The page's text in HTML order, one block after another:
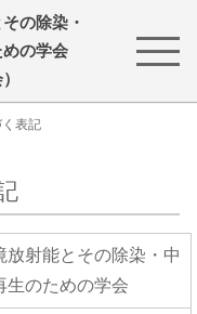
の除染・
の学会
表記
射能とその除染・中
生のための学会